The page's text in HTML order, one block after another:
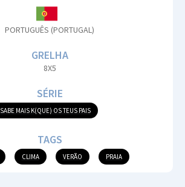
PORTUGUÊS (PORTUGAL)
GRELHA
8X5
SÉRIE
SABE MAIS K(QUE) OS TEUS PAIS
TAGS
CLIMA VERÃO PRAIA